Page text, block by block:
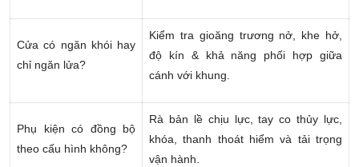
Cửa có ngăn khói hay
chỉ ngăn lửa?
Kiểm tra gioăng trương nở, khe hở,
độ kín & khả năng phối hợp giữa
cánh với khung.
Phụ kiện có đồng bộ
theo cấu hình không?
Rà bản lề chịu lực, tay co thủy lực,
khóa, thanh thoát hiểm và tải trọng
vận hành.